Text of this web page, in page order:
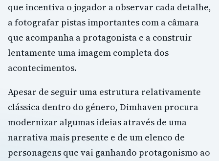
que incentiva o jogador a observar cada detalhe,
a fotografar pistas importantes com a câmara
que acompanha a protagonista e a construir
lentamente uma imagem completa dos
acontecimentos.
Apesar de seguir uma estrutura relativamente
clássica dentro do género, Dimhaven procura
modernizar algumas ideias através de uma
narrativa mais presente e de um elenco de
personagens que vai ganhando protagonismo ao